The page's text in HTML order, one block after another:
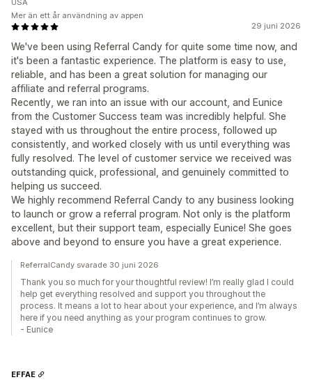
29 juni 2026
We've been using Referral Candy for quite some time now, and
it's been a fantastic experience. The platform is easy to use,
reliable, and has been a great solution for managing our
affiliate and referral programs.
Recently, we ran into an issue with our account, and Eunice
from the Customer Success team was incredibly helpful. She
stayed with us throughout the entire process, followed up
consistently, and worked closely with us until everything was
fully resolved. The level of customer service we received was
outstanding quick, professional, and genuinely committed to
helping us succeed.
We highly recommend Referral Candy to any business looking
to launch or grow a referral program. Not only is the platform
excellent, but their support team, especially Eunice! She goes
above and beyond to ensure you have a great experience.
USA
Mer än ett år användning av appen
ReferralCandy svarade 30 juni 2026
Thank you so much for your thoughtful review! I’m really glad I could
help get everything resolved and support you throughout the
process. It means a lot to hear about your experience, and I’m always
here if you need anything as your program continues to grow.
- Eunice
EFFAE